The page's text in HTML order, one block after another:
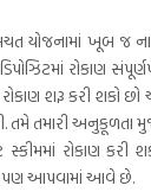
યોજનામાં ખૂબ જ
રોકાણ
શરૂ કરી શકો
તમે તમારી
રોકાણ કરી
પણ આપવામાં આવે છે.